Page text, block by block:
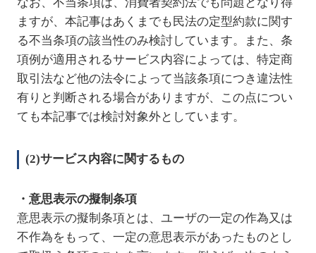
ますが、本記事はあくまでも民法の定型約款に関す
る不当条項の該当性のみ検討しています。また、条
項例が適用されるサービス内容によっては、特定商
取引法など他の法令によって当該条項につき違法性
有りと判断される場合がありますが、この点につい
ても本記事では検討対象外としています。
(2)サービス内容に関するもの
・意思表示の擬制条項
意思表示の擬制条項とは、ユーザの一定の作為又は
不作為をもって、一定の意思表示があったものとし